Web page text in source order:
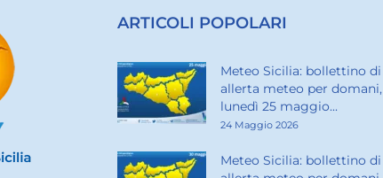
ARTICOLI POPOLARI
Meteo Sicilia: bollettino di
allerta meteo per domani,
lunedì 25 maggio...
24 Maggio 2026
Meteo Sicilia: bollettino di